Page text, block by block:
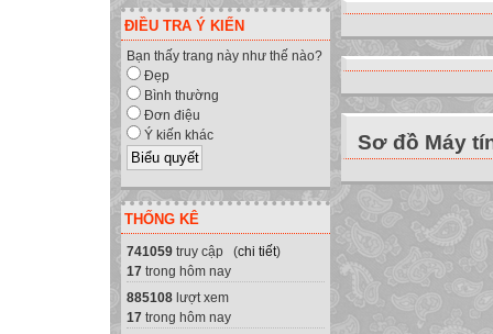
ĐIỀU TRA Ý KIẾN
Bạn thấy trang này như thế nào?
Đẹp
Bình thường
Đơn điệu
Ý kiến khác
THỐNG KÊ
741059 truy cập (chi tiết)
17 trong hôm nay
885108 lượt xem
17 trong hôm nay
Bài luyện thêm
Bài luyện thêm
Bài luyện tập
1. Giới thiệu
a) Đăng ký
Nhập tên em tại
2. Luyện tập
b) Nạp tên
2. Luyện tập
Nếu em đã
cần nạp tên đã
Sơ đồ Máy